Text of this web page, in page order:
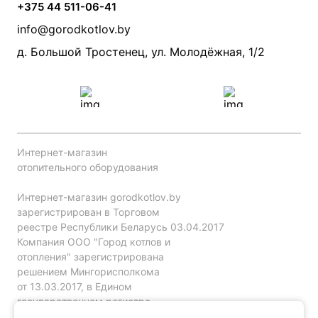
Акции
Производители
Монтаж систем отопления
Прайс по монтажу систем отопления
Проект систем отопления
+375 44 511-06-41
info@gorodkotlov.by
д. Большой Тростенец, ул. Молодёжная, 1/2
Интернет-магазин
отопительного оборудования
Интернет-магазин gorodkotlov.by
зарегистрирован в Торговом
реестре Республики Беларусь 03.04.2017
Компания ООО "Город котлов и
отопления" зарегистрирована
решением Мингорисполкома
от 13.03.2017, в Едином
государственном регистре